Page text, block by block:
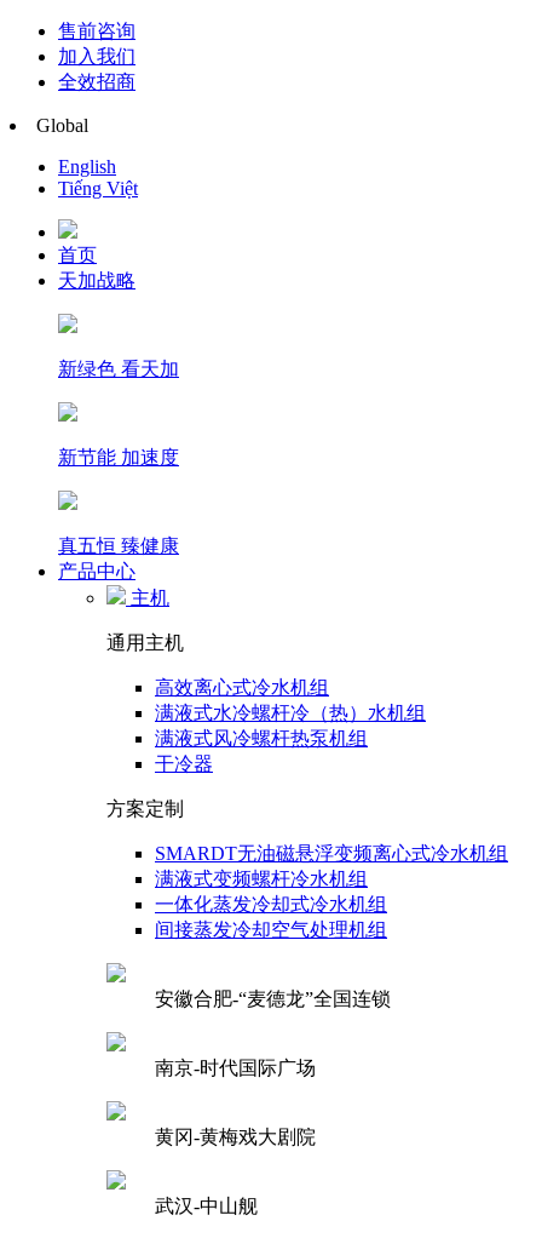
售前咨询
加入我们
全效招商
Global
English
Tiếng Việt
首页
天加战略
新绿色 看天加
新节能 加速度
真五恒 臻健康
产品中心
主机
通用主机
高效离心式冷水机组
满液式水冷螺杆冷（热）水机组
满液式风冷螺杆热泵机组
干冷器
方案定制
SMARDT无油磁悬浮变频离心式冷水机组
满液式变频螺杆冷水机组
一体化蒸发冷却式冷水机组
间接蒸发冷却空气处理机组
安徽合肥-“麦德龙”全国连锁
南京-时代国际广场
黄冈-黄梅戏大剧院
武汉-中山舰